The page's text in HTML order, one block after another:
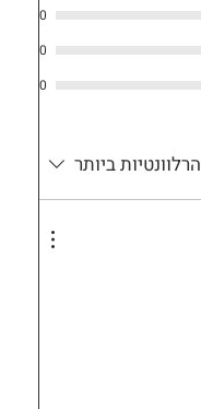
0
0
0
הרלוונטיות ביותר